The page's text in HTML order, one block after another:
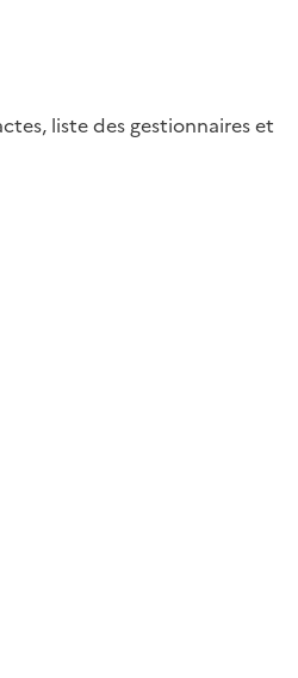
liste des gestionnaires et